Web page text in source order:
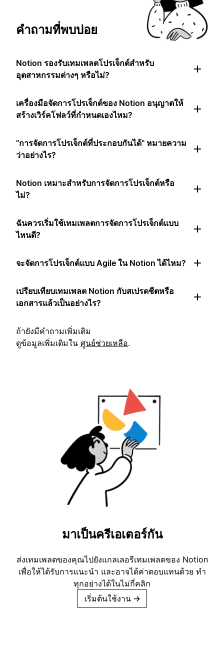
คำถามที่พบบ่อย
Notion รองรับเทมเพลตโปรเจ็กต์สำหรับ
อุตสาหกรรมต่างๆ หรือไม่?
เครื่องมือจัดการโปรเจ็กต์ของ Notion อนุญาตให้
สร้างเวิร์คโฟลว์ที่กำหนดเองไหม?
"การจัดการโปรเจ็กต์ที่ประกอบกันได้" หมายความ
ว่าอย่างไร?
Notion เหมาะสำหรับการจัดการโปรเจ็กต์หรือ
ไม่?
ฉันควรเริ่มใช้เทมเพลตการจัดการโปรเจ็กต์แบบ
ไหนดี?
จะจัดการโปรเจ็กต์แบบ Agile ใน Notion ได้ไหม?
เปรียบเทียบเทมเพลต Notion กับสเปรดชีตหรือ
เอกสารแล้วเป็นอย่างไร?
ถ้ายังมีคำถามเพิ่มเติม
ดูข้อมูลเพิ่มเติมใน ศูนย์ช่วยเหลือ.
มาเป็นครีเอเตอร์กัน
ส่งเทมเพลตของคุณไปยังแกลเลอรีเทมเพลตของ Notion
เพื่อให้ได้รับการแนะนำ และอาจได้ค่าตอบแทนด้วย ทำ
ทุกอย่างได้ในไม่กี่คลิก
เริ่มต้นใช้งาน →